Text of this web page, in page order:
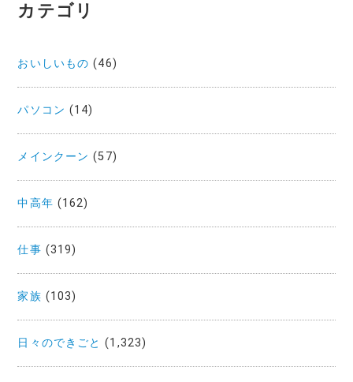
カテゴリ
おいしいもの (46)
パソコン (14)
メインクーン (57)
中高年 (162)
仕事 (319)
家族 (103)
日々のできごと (1,323)